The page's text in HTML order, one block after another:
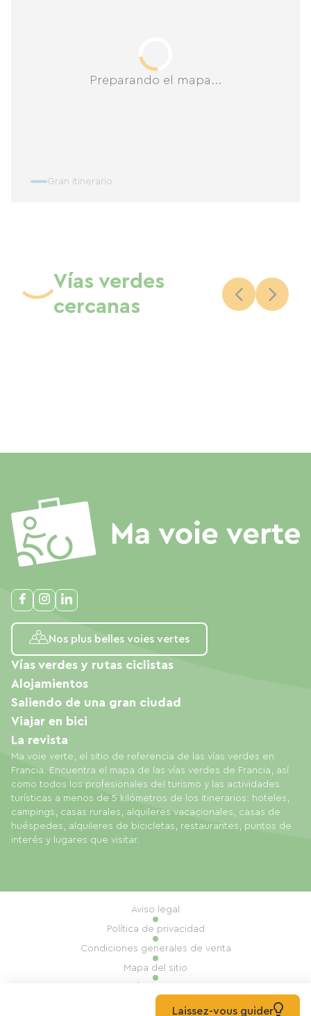
Preparando el mapa...
Gran itinerario
Vías verdes
cercanas
Nos plus belles voies vertes
Ma voie verte, el sitio de referencia de las vías verdes en
Francia. Encuentra el mapa de las vías verdes de Francia, así
como todos los profesionales del turismo y las actividades
turísticas a menos de 5 kilómetros de los itinerarios: hoteles,
campings, casas rurales, alquileres vacacionales, casas de
huéspedes, alquileres de bicicletas, restaurantes, puntos de
interés y lugares que visitar.
Vías verdes y rutas ciclistas
Alojamientos
Saliendo de una gran ciudad
Viajar en bici
La revista
Aviso legal
Política de privacidad
Condiciones generales de venta
Mapa del sitio
Realización: Mill, PrivasLaissez-vous guider